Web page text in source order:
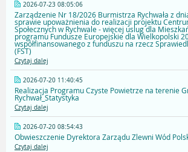
2026-07-23 08:05:06
Zarządzenie Nr 18/2026 Burmistrza Rychwała z
sprawie upoważnienia do realizacji projektu
Społecznych w Rychwale - więcej uslug dla
programu Fundusze Europejskie dla Wielkopolski
współfinansowanego z funduszu na rzecz
(FST)
Czytaj dalej
2026-07-20 11:40:45
Realizacja Programu Czyste Powietrze na terenie
Rychwał_Statystyka
Czytaj dalej
2026-07-20 08:54:43
Obwieszczenie Dyrektora Zarządu Zlewni Wód
Czytaj dalej